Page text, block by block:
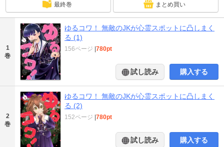
最終巻 まとめ買い
1
巻
ゆるコワ！ 無敵のJKが心霊スポットに凸しまく
る (1)
156ページ |780pt
試し読み 購入する
2
巻
ゆるコワ！ 無敵のJKが心霊スポットに凸しまく
る (2)
152ページ |780pt
試し読み 購入する